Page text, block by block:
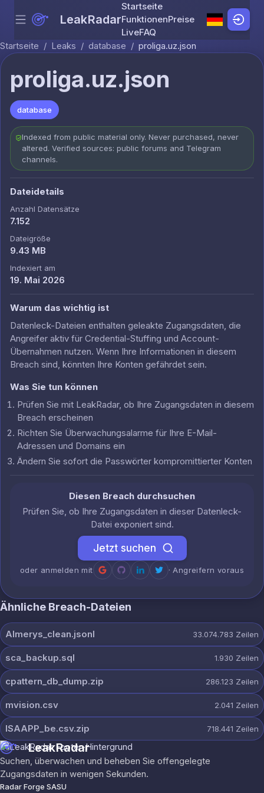
Skip to content
Menu LeakRadar
Startseite
FunktionenPreise
LiveFAQ
Startseite / Leaks / database / proliga.uz.json
proliga.uz.json
database
Indexed from public material only. Never purchased, never
altered. Verified sources: public forums and Telegram
channels.
Dateidetails
Anzahl Datensätze
7.152
Dateigröße
9.43 MB
Indexiert am
19. Mai 2026
Warum das wichtig ist
Datenleck-Dateien enthalten geleakte Zugangsdaten, die
Angreifer aktiv für Credential-Stuffing und Account-
Übernahmen nutzen. Wenn Ihre Informationen in diesem
Breach sind, könnten Ihre Konten gefährdet sein.
Was Sie tun können
Prüfen Sie mit LeakRadar, ob Ihre Zugangsdaten in diesem
Breach erscheinen
Richten Sie Überwachungsalarme für Ihre E-Mail-
Adressen und Domains ein
Ändern Sie sofort die Passwörter kompromittierter Konten
Diesen Breach durchsuchen
Prüfen Sie, ob Ihre Zugangsdaten in dieser Datenleck-
Datei exponiert sind.
Jetzt suchen
oder anmelden mit · Angreifern voraus
Ähnliche Breach-Dateien
Almerys_clean.jsonl 33.074.783 Zeilen
sca_backup.sql 1.930 Zeilen
cpattern_db_dump.zip 286.123 Zeilen
mvision.csv 2.041 Zeilen
ISAAPP_be.csv.zip 718.441 Zeilen
LeakRadar
Suchen, überwachen und beheben Sie offengelegte
Zugangsdaten in wenigen Sekunden.
Radar Forge SASU